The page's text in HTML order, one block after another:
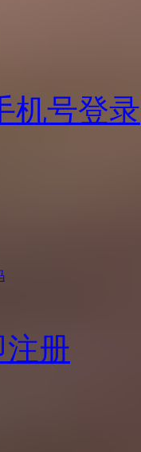
机号登录
注册